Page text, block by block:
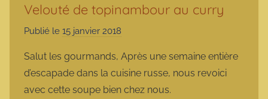
Velouté de topinambour au curry
Publié le 15 janvier 2018
r
m
a
Salut les gourmands, Après une semaine entière
d’escapade dans la cuisine russe, nous revoici
avec cette soupe bien chez nous.